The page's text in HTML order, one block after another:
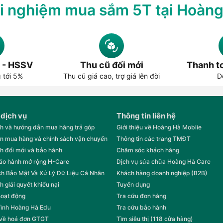
quanh.
sẽ mang đến trải nghiệm giải trí
ở nhà hay đang di chuyển, tai nghe đều
bền, lại đảm bảo chất lượng âm thanh
sở hữu ngay sản phẩm này để nâng
ra mắt khi nào?
nhất từ SoundPEATS, SoundPEATS
năm 2024. Dự kiến, sản phẩm này sẽ
2025.
dài lên đến 11 giờ cùng khả năng kết
nghiệm mua sắm 5T tại
HSSV
tới 5%
Thu cũ đổi mới
Thu cũ giá cao, trợ giá lên đời
Thanh
vụ
và hướng dẫn mua hàng trả góp
mua hàng và chính sách vận chuyển
đổi mới và bảo hành
hành mở rộng H-Care
Bảo Mật Và Xử Lý Dữ Liệu Cá Nhân
giải quyết khiếu nại
động
Hoàng Hà Edu
hoá đơn GTGT
Thông tin liên hệ
Giới thiệu về Hoàng Hà Moblie
Thông tin các trang TMĐT
Chăm sóc khách hàng
Dịch vụ sửa chữa Hoàng Hà Care
Khách hàng doanh nghiệp (B2B)
Tuyển dụng
Tra cứu đơn hàng
Tra cứu bảo hành
Tìm siêu thị (118 cửa hàng)